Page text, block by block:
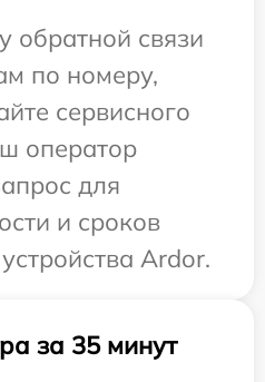
обратной связи
по номеру,
сервисного
оператор
для
и сроков
Ardor.
за 35 минут